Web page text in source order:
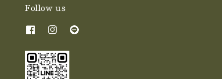
Follow us